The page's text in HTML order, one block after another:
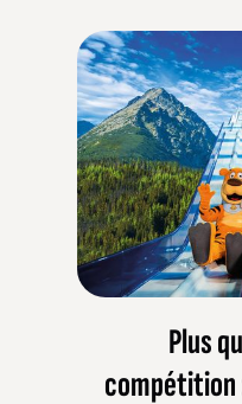
Plus
compétition